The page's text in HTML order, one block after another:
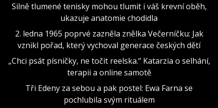
Silně tlumené tenisky mohou tlumit i váš krevní oběh,
ukazuje anatomie chodidla
2. ledna 1965 poprvé zazněla znělka Večerníčku: Jak
vznikl pořad, který vychoval generace českých dětí
„Chci psát písničky, ne točit reelska.“ Katarzia o selhání,
terapii a online samotě
Tři Edeny za sebou a pak postel: Ewa Farna se
pochlubila svým rituálem